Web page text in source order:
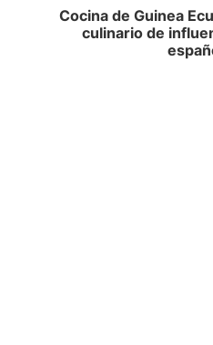
Cocina de Guinea
culinario de